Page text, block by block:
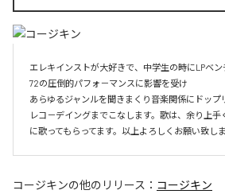
エレキインストが大好きで、中学生の時にLPベ
72の圧倒的パフォ－マンスに影響を受け
あらゆるジャンルを聞きまくり音楽関係にドッ
レコ－デイングまでこなします。歌は、余り上
に歌ってもらってます。以上よろしくお願い致しま
コージキンの他のリリース： コージキン